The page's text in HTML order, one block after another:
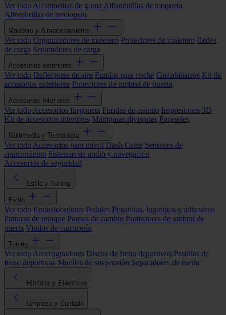
Ver todo Alfombrillas de goma Alfombrillas de moqueta
Alfombrillas de terciopelo
Maletero y Almacenamiento
Ver todo Organizadores de maletero Protectores de maletero Redes
de carga Separadores de carga
Accesorios exteriores
Ver todo Deflectores de aire Fundas para coche Guardabarros Kit de
accesorios exteriores Protectores de umbral de puerta
Accesorios interiores
Ver todo Accesorios furgoneta Fundas de asiento Impresiones 3D
Kit de accesorios interiores Mamparas divisorias Parasoles
Multimedia y Tecnología
Ver todo Accesorios para móvil Dash Cams Sensores de
aparcamiento Sistemas de audio y navegación
Accesorios de seguridad
Estilo y Tuning
Estilo
Ver todo Embellecedores Pedales Pegatinas, logotipos y adhesivos
Pinturas de retoque Pomos de cambio Protectores de umbral de
puerta Vinilos de carrocería
Tuning
Ver todo Amortiguadores Discos de freno deportivos Pastillas de
freno deportivas Muelles de suspensión Separadores de rueda
Híbridos y Eléctricos
Limpieza y Cuidado